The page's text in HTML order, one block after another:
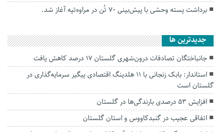
برداشت پسته وحشی با پیش‌بینی ۷۰ تُن در مراوه‌تپه آغاز شد.
جديدترين ها
جانباختگان تصادفات درون‌شهری گلستان ۱۷ درصد کاهش یافت
استاندار: بابک زنجانی با ۱۱ هلدینگ اقتصادی پیگیر سرمایه‌گذاری در
گلستان است
افزایش ۵۳ درصدی بارندگی‌ها در گلستان
اتفاقی عجیب در‌ گنبدکاووس و استان گلستان